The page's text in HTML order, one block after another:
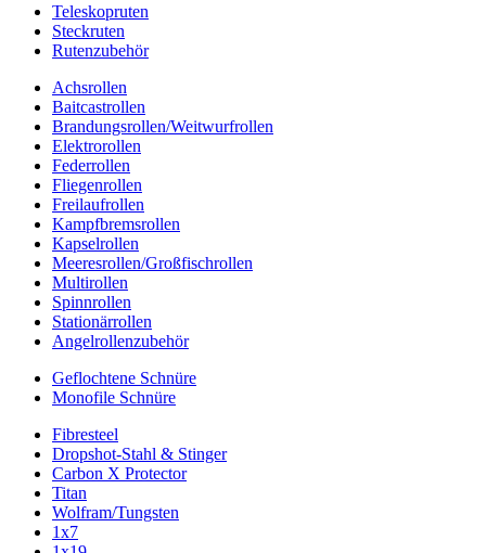
Teleskopruten
Steckruten
Rutenzubehör
Achsrollen
Baitcastrollen
Brandungsrollen/Weitwurfrollen
Elektrorollen
Federrollen
Fliegenrollen
Freilaufrollen
Kampfbremsrollen
Kapselrollen
Meeresrollen/Großfischrollen
Multirollen
Spinnrollen
Stationärrollen
Angelrollenzubehör
Geflochtene Schnüre
Monofile Schnüre
Fibresteel
Dropshot-Stahl & Stinger
Carbon X Protector
Titan
Wolfram/Tungsten
1x7